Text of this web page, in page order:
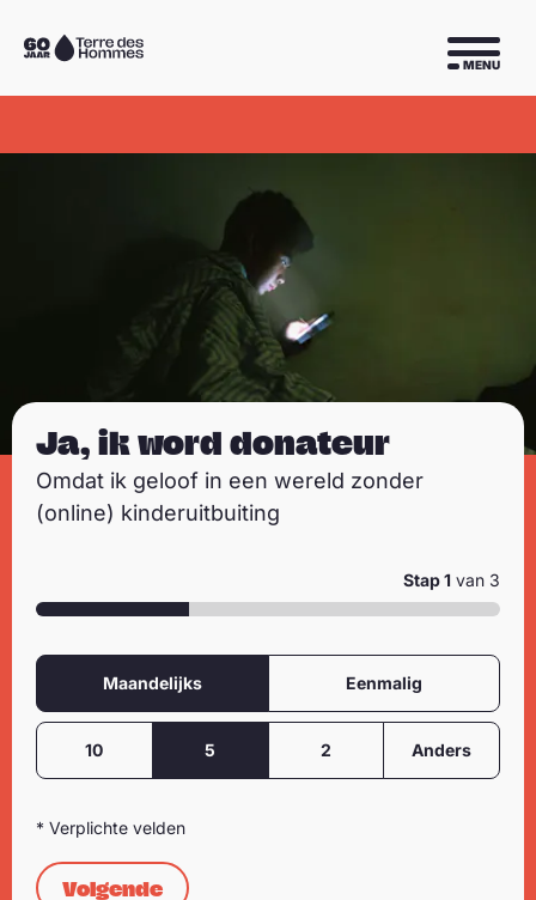
Sla navigatie over
Naar
de
MENU
Ja, ik word donateur
Omdat ik geloof in een wereld zonder
(online) kinderuitbuiting
Stap1 van 3
Donatie
Frequentie
Maandelijks
Eenmalig
Bedrag
10
5 2 Anders
* Verplichte velden
Volgende